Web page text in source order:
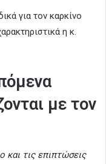
για τον καρκίνο
η κ.
με τον
και τις επιπτώσεις